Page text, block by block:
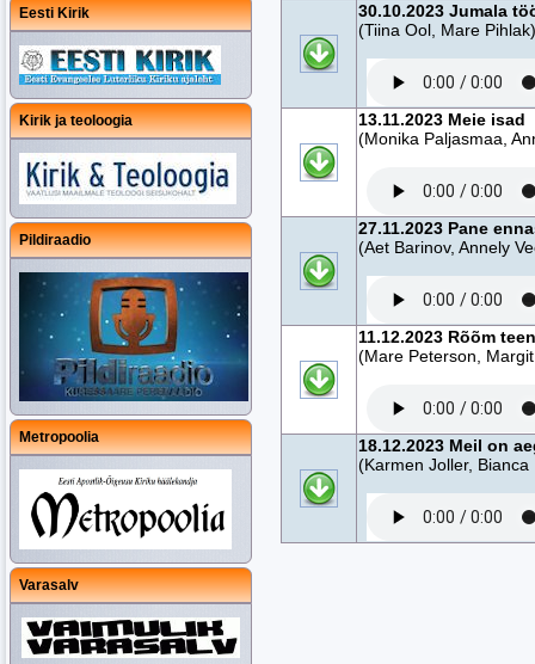
Eesti Kirik
Kirik ja teoloogia
Pildiraadio
Metropoolia
Varasalv
30.10.2023 Jumala
(Tiina Ool, Mare Pihlak)
13.11.2023 Meie isad
(Monika Paljasmaa,
27.11.2023 Pane
(Aet Barinov, Annely
11.12.2023 Rõõm
(Mare Peterson,
18.12.2023 Meil on
(Karmen Joller, Bianca